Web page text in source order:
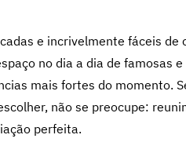
e incrivelmente fáceis de
no dia a dia de famosas
mais fortes do momento.
não se preocupe:
perfeita.